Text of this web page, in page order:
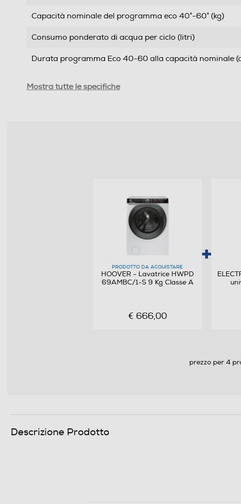
Capacità nominale del programma eco 40°-60° (kg)
Consumo ponderato di acqua per ciclo (litri)
Durata programma Eco 40-60 alla capacità nominale
Efficienze
Consumo ponderato di energia per 100 cicli (kWh)
Consumo annuo energia-kWh
Numero programmi
Dettagli strutturali
Mostra tutte le specifiche
PRODOTTO DA ACQUISTARE
HOOVER - Lavatrice HWPD
69AMBC/1-S 9 Kg Classe A
€ 666,00
prezzo per 4
Descrizione Prodotto